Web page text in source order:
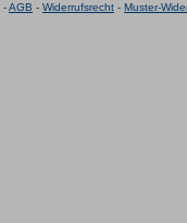
-AGB - Widerrufsrecht - Muster-